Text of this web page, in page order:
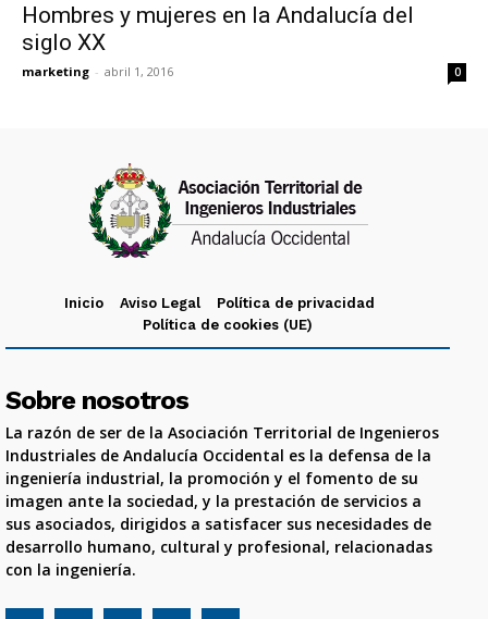
Hombres y mujeres en la Andalucía del
siglo XX
marketing - abril 1, 2016 0
Inicio Aviso Legal
Política de privacidad
Política de cookies (UE)
Sobre nosotros
La razón de ser de la Asociación Territorial de Ingenieros
Industriales de Andalucía Occidental es la defensa de la
ingeniería industrial, la promoción y el fomento de su
imagen ante la sociedad, y la prestación de servicios a
sus asociados, dirigidos a satisfacer sus necesidades de
desarrollo humano, cultural y profesional, relacionadas
con la ingeniería.